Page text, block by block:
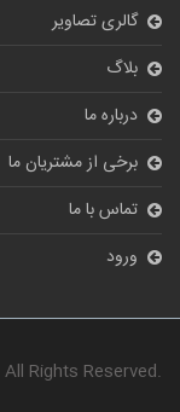
گالری تصاویر
بلاگ
درباره ما
برخی از مشتریان ما
تماس با ما
ورود
All Rights Reserved.